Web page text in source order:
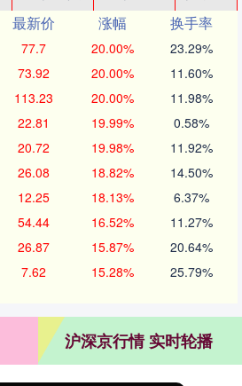
最新价 涨幅
换手率
77.7 20.00% 23.29%
73.92 20.00% 11.60%
113.23 20.00% 11.98%
22.81 19.99% 0.58%
20.72 19.98% 11.92%
26.08 18.82% 14.50%
12.25 18.13% 6.37%
54.44 16.52% 11.27%
26.87 15.87% 20.64%
7.62 15.28% 25.79%
沪深京行情 实时轮播